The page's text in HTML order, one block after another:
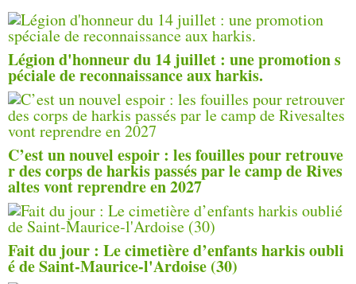
Légion d'honneur du 14 juillet : une promotion s
péciale de reconnaissance aux harkis.
C’est un nouvel espoir : les fouilles pour retrouve
r des corps de harkis passés par le camp de Rives
altes vont reprendre en 2027
Fait du jour : Le cimetière d’enfants harkis oubli
é de Saint-Maurice-l'Ardoise (30)